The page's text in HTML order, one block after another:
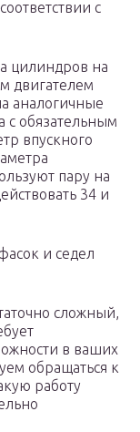
с
цилиндров на
двигателем
аналогичные
с обязательным
впускного
пару на
34 и
и седел
сложный,
в ваших
обращаться к
работу